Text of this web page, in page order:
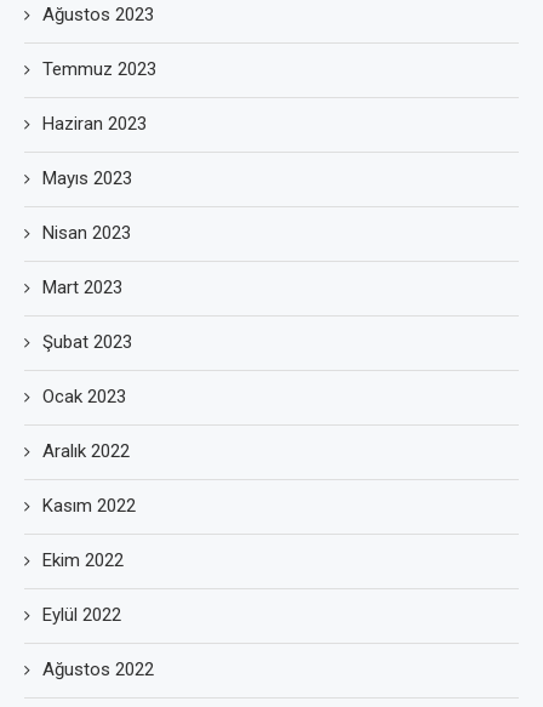
Ağustos 2023
Temmuz 2023
Haziran 2023
Mayıs 2023
Nisan 2023
Mart 2023
Şubat 2023
Ocak 2023
Aralık 2022
Kasım 2022
Ekim 2022
Eylül 2022
Ağustos 2022